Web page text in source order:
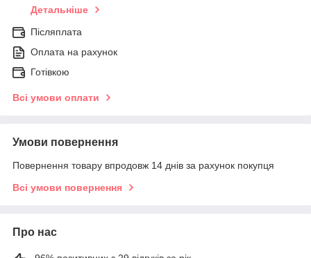
Детальніше
Післяплата
Оплата на рахунок
Готівкою
Всі умови оплати
Умови повернення
Повернення товару впродовж 14 днів за рахунок покупця
Всі умови повернення
Про нас